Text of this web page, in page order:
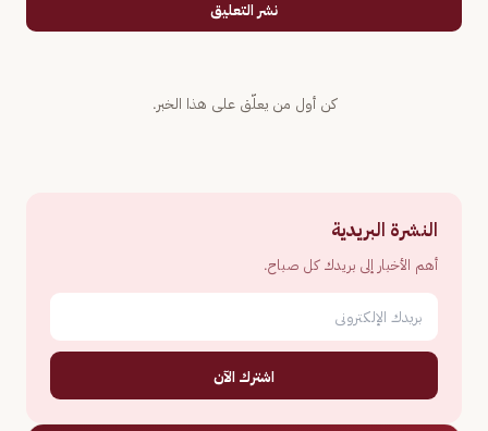
نشر التعليق
كن أول من يعلّق على هذا الخبر.
النشرة البريدية
أهم الأخبار إلى بريدك كل صباح.
اشترك الآن